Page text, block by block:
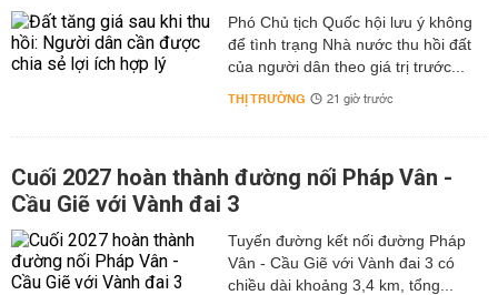
Phó Chủ tịch Quốc hội lưu ý không
để tình trạng Nhà nước thu hồi đất
của người dân theo giá trị trước...
THỊ TRƯỜNG 21 giờ trước
Cuối 2027 hoàn thành đường nối Pháp Vân -
Cầu Giẽ với Vành đai 3
Tuyến đường kết nối đường Pháp
Vân - Cầu Giẽ với Vành đai 3 có
chiều dài khoảng 3,4 km, tổng...